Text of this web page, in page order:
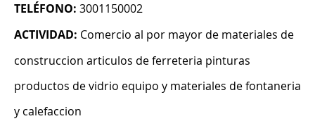
TELÉFONO: 3001150002
ACTIVIDAD: Comercio al por mayor de materiales de
construccion articulos de ferreteria pinturas
productos de vidrio equipo y materiales de fontaneria
y calefaccion